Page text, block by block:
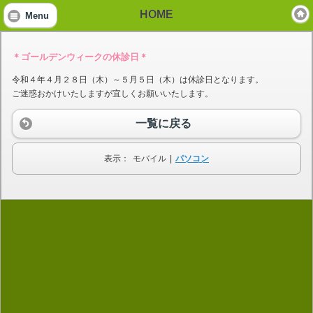
Menu HOME
＊ゴールデンウィークの休診日＊
令和４年４月２８日（木）～５月５日（木）は休診日となります。
ご迷惑おかけいたしますが宜しくお願いいたします。
一覧に戻る
表示： モバイル パソコン